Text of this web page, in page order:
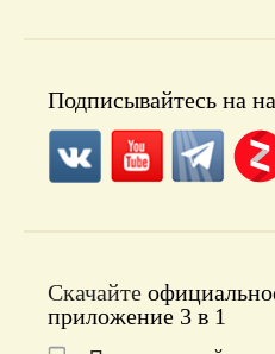
Подписывайтесь на
Скачайте
приложение 3 в 1